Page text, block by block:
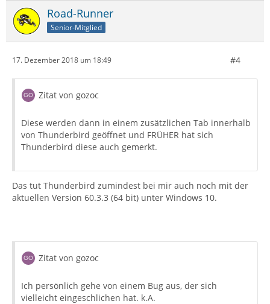
Road-Runner
Senior-Mitglied
17. Dezember 2018 um 18:49 #4
Zitat von gozoc
Diese werden dann in einem zusätzlichen Tab innerhalb
von Thunderbird geöffnet und FRÜHER hat sich
Thunderbird diese auch gemerkt.
Das tut Thunderbird zumindest bei mir auch noch mit der
aktuellen Version 60.3.3 (64 bit) unter Windows 10.
Zitat von gozoc
Ich persönlich gehe von einem Bug aus, der sich
vielleicht eingeschlichen hat. k.A.